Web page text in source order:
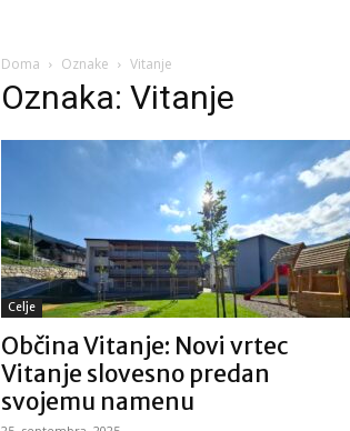
Doma Oznake Vitanje
Oznaka: Vitanje
Celje
Občina Vitanje: Novi vrtec
Vitanje slovesno predan
svojemu namenu